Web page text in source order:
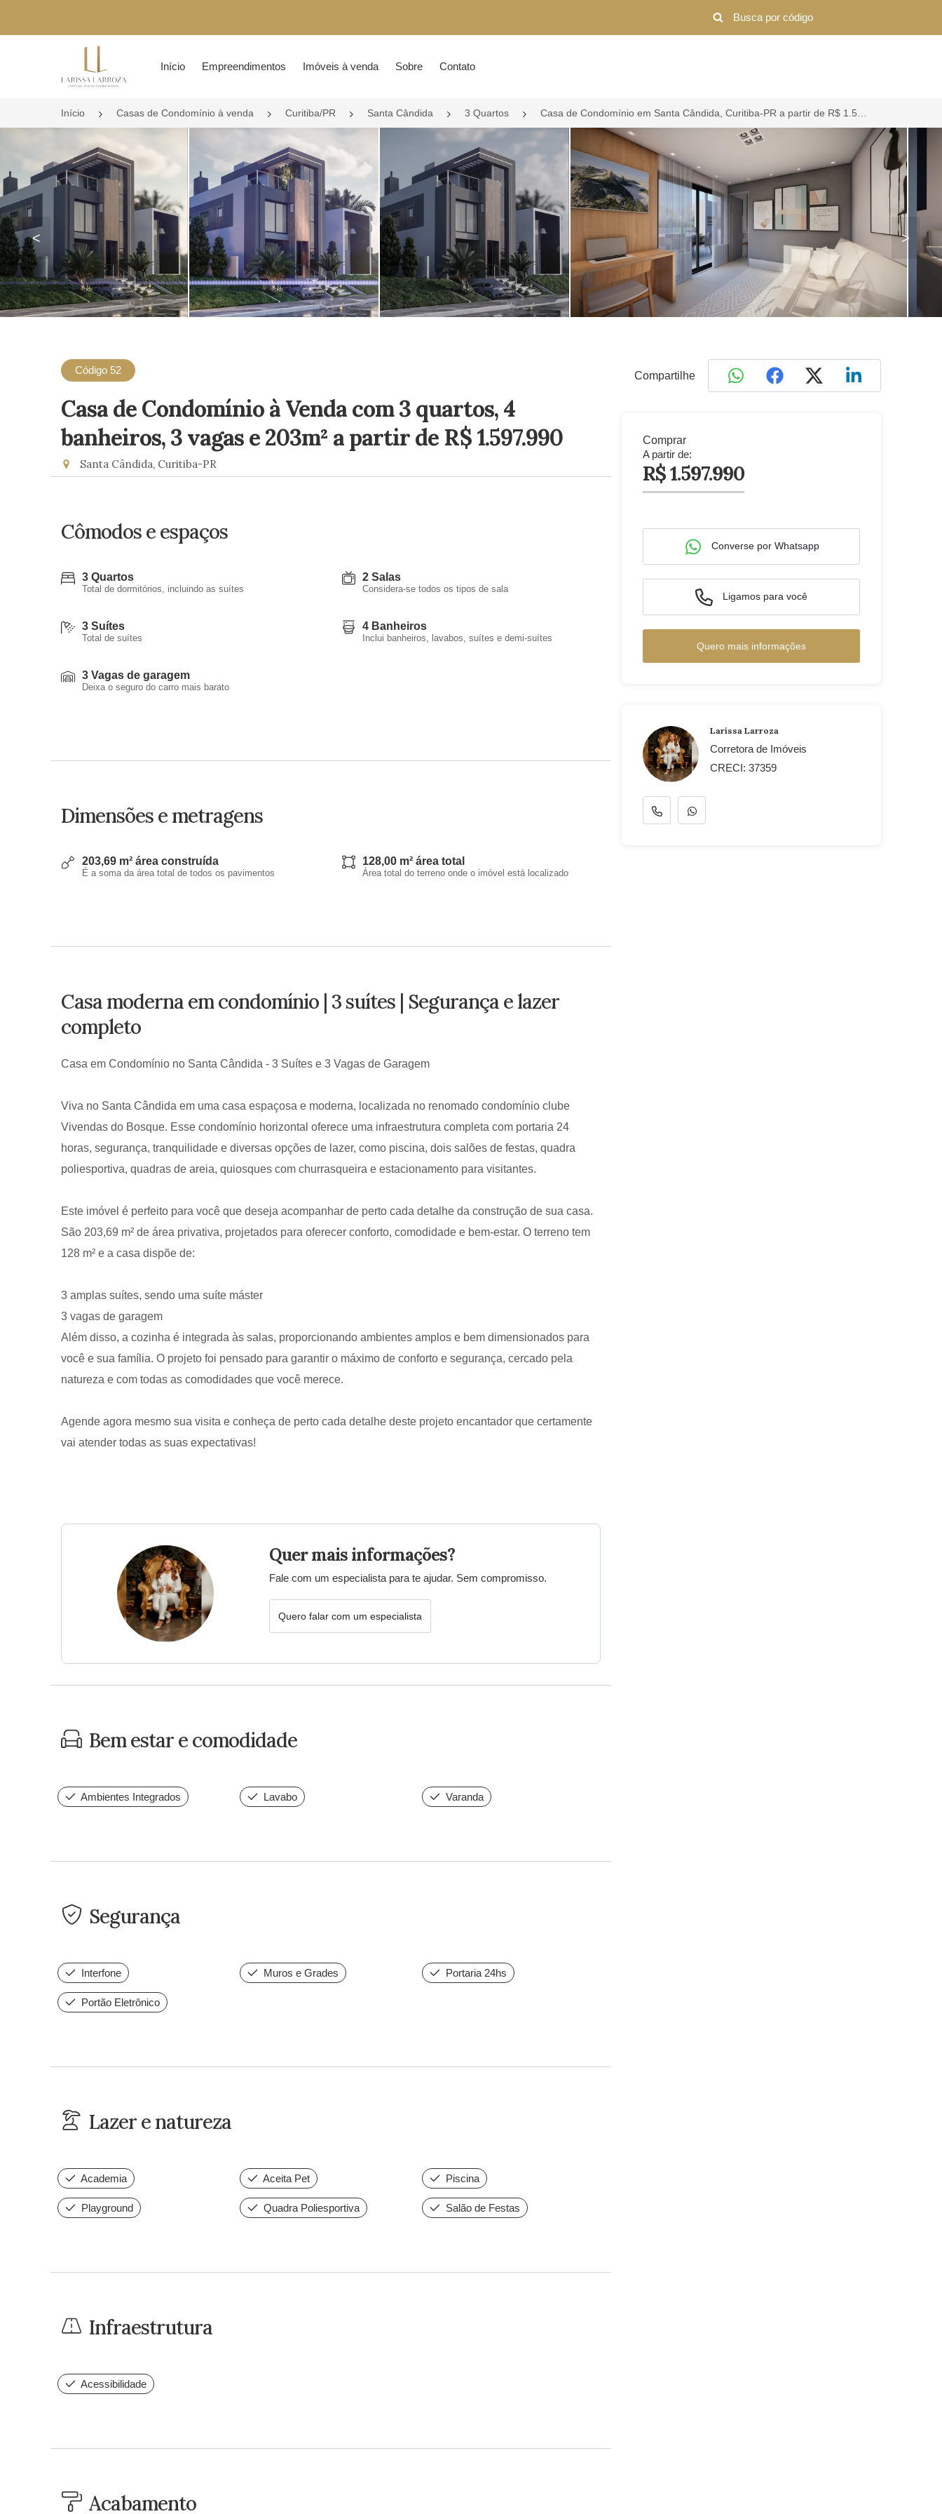
Início Empreendimentos Imóveis à venda Sobre Contato
Início Casas de Condomínio à venda Curitiba/PR Santa Cândida 3 Quartos
< >
Código 52
Casa de Condomínio à Venda com 3 quartos, 4
banheiros, 3 vagas e 203m² a partir de R$ 1.597.990
Santa Cândida, Curitiba-PR
Cômodos e espaços
3 Quartos
Total de dormitórios, incluindo as suítes
2 Salas
Considera-se todos os tipos de sala
3 Suítes
Total de suítes
4 Banheiros
Inclui banheiros, lavabos, suítes e demi-suítes
3 Vagas de garagem
Deixa o seguro do carro mais barato
Dimensões e metragens
203,69 m² área construída
É a soma da área total de todos os pavimentos
128,00 m² área total
Área total do terreno onde o imóvel está localizado
Casa moderna em condomínio | 3 suítes | Segurança e lazer
completo
Casa em Condomínio no Santa Cândida - 3 Suítes e 3 Vagas de Garagem
Viva no Santa Cândida em uma casa espaçosa e moderna, localizada no renomado condomínio clube
Vivendas do Bosque. Esse condomínio horizontal oferece uma infraestrutura completa com portaria 24
horas, segurança, tranquilidade e diversas opções de lazer, como piscina, dois salões de festas, quadra
poliesportiva, quadras de areia, quiosques com churrasqueira e estacionamento para visitantes.
Este imóvel é perfeito para você que deseja acompanhar de perto cada detalhe da construção de sua casa.
São 203,69 m² de área privativa, projetados para oferecer conforto, comodidade e bem-estar. O terreno tem
128 m² e a casa dispõe de:
3 amplas suítes, sendo uma suíte máster
3 vagas de garagem
Além disso, a cozinha é integrada às salas, proporcionando ambientes amplos e bem dimensionados para
você e sua família. O projeto foi pensado para garantir o máximo de conforto e segurança, cercado pela
natureza e com todas as comodidades que você merece.
Agende agora mesmo sua visita e conheça de perto cada detalhe deste projeto encantador que certamente
vai atender todas as suas expectativas!
Quer mais informações?
Fale com um especialista para te ajudar. Sem compromisso.
Quero falar com um especialista
Bem estar e comodidade
Ambientes Integrados Lavabo Varanda
Segurança
Interfone Muros e Grades Portaria 24hs
Portão Eletrônico
Lazer e natureza
Academia Aceita Pet Piscina
Playground Quadra Poliesportiva Salão de Festas
Infraestrutura
Acessibilidade
Acabamento
Compartilhe
Comprar
A partir de:
R$ 1.597.990
Converse por Whatsapp
Ligamos para você
Quero mais informações
Larissa Larroza
Corretora de Imóveis
CRECI: 37359